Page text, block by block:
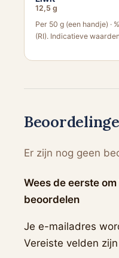
12,5 g
Per 50 g (een handje) ·
(RI). Indicatieve
Er zijn nog geen
Wees de eerste om
beoordelen
Je e-mailadres
Vereiste velden